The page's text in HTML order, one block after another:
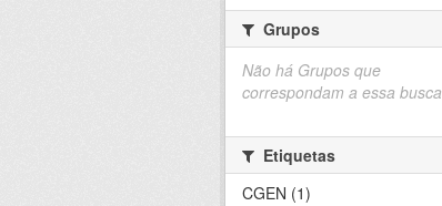
Grupos
Não há Grupos que
correspondam a essa busca
Etiquetas
CGEN (1)